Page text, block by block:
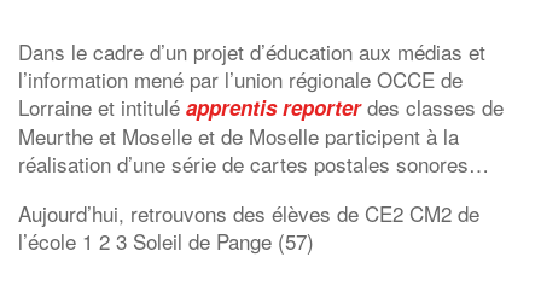
Dans le cadre d’un projet d’éducation aux médias et
l’information mené par l’union régionale OCCE de
Lorraine et intitulé apprentis reporterdes classes de
Meurthe et Moselle et de Moselle participent à la
réalisation d’une série de cartes postales sonores…
Aujourd’hui, retrouvons des élèves de CE2 CM2 de
l’école 1 2 3 Soleil de Pange (57)